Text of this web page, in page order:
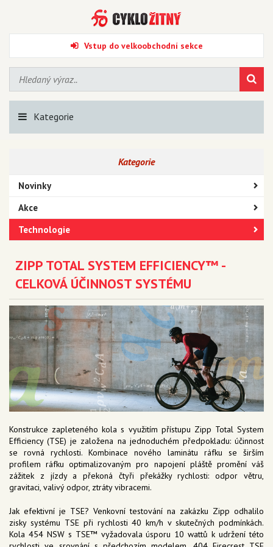
Vstup do velkoobchodní sekce
Kategorie
Kategorie
Novinky
Akce
Technologie
ZIPP TOTAL SYSTEM EFFICIENCY™ -
CELKOVÁ ÚČINNOST SYSTÉMU
Konstrukce zapleteného kola s využitím přístupu Zipp Total System
Efficiency (TSE) je založena na jednoduchém předpokladu: účinnost
se rovná rychlosti. Kombinace nového laminátu ráfku se širším
profilem ráfku optimalizovaným pro napojení pláště promění váš
zážitek z jízdy a překoná čtyři překážky rychlosti: odpor větru,
gravitaci, valivý odpor, ztráty vibracemi.
Jak efektivní je TSE? Venkovní testování na zakázku Zipp odhalilo
zisky systému TSE při rychlosti 40 km/h v skutečných podmínkách.
Kola 454 NSW s TSE™ vyžadovala úsporu 10 wattů k udržení této